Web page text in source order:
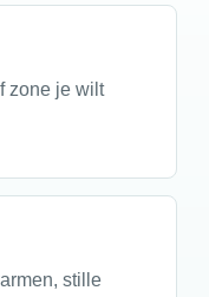
zone je wilt
stille